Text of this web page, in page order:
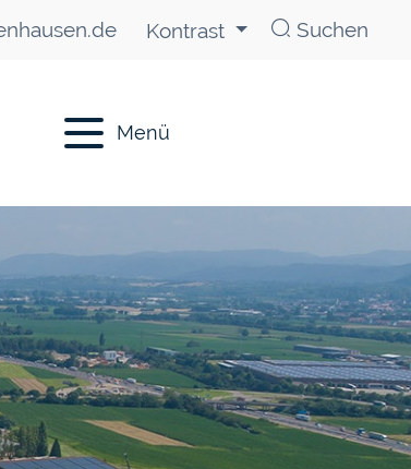
Kontrast Suchen
Menü